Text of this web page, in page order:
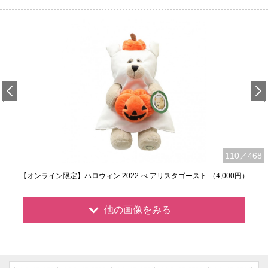
110 ／468
【オンライン限定】ハロウィン 2022 べ アリスタゴースト （4,000円）
他の画像をみる